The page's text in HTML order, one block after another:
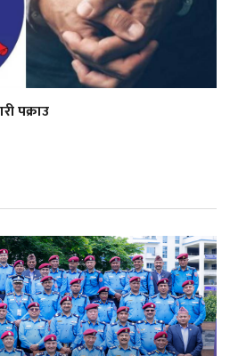
पक्राउ